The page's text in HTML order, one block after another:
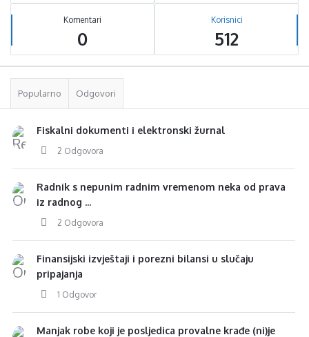
Komentari
0
Korisnici
512
Popularno Odgovori
Fiskalni dokumenti i elektronski žurnal
2 Odgovora
Radnik s nepunim radnim vremenom neka od prava
iz radnog ...
2 Odgovora
Finansijski izvještaji i porezni bilansi u slučaju
pripajanja
1 Odgovor
Manjak robe koji je posljedica provalne krađe (ni)je